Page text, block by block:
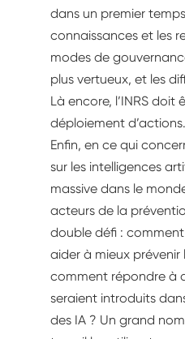
dans un premier
connaissances et les
modes de
plus vertueux, et les
Là encore, l’INRS
déploiement d’actions.
Enfin, en ce qui
sur les intelligences
massive dans le
acteurs de la
double défi :
aider à mieux prévenir
comment répondre à
seraient introduits
des IA ? Un grand